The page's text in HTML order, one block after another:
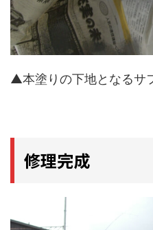
▲本塗りの下地となるサ
修理完成